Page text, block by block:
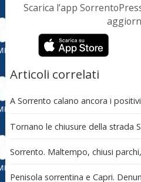
Scarica l’app
Articoli correlati
A Sorrento calano ancora i
Tornano le chiusure della strada
Sorrento. Maltempo, chiusi
Penisola sorrentina e Capri.